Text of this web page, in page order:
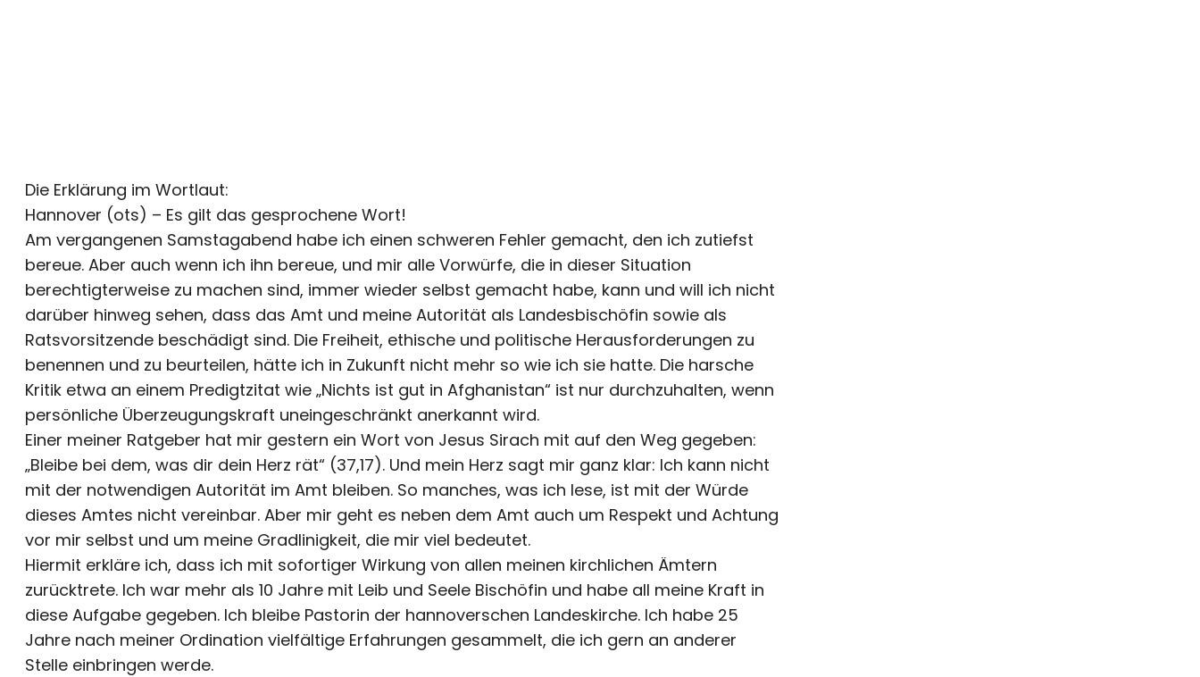
Die Erklärung im Wortlaut:
Hannover (ots) – Es gilt das gesprochene Wort!
Am vergangenen Samstagabend habe ich einen schweren Fehler gemacht, den ich zutiefst
bereue. Aber auch wenn ich ihn bereue, und mir alle Vorwürfe, die in dieser Situation
berechtigterweise zu machen sind, immer wieder selbst gemacht habe, kann und will ich nicht
darüber hinweg sehen, dass das Amt und meine Autorität als Landesbischöfin sowie als
Ratsvorsitzende beschädigt sind. Die Freiheit, ethische und politische Herausforderungen zu
benennen und zu beurteilen, hätte ich in Zukunft nicht mehr so wie ich sie hatte. Die harsche
Kritik etwa an einem Predigtzitat wie „Nichts ist gut in Afghanistan“ ist nur durchzuhalten, wenn
persönliche Überzeugungskraft uneingeschränkt anerkannt wird.
Einer meiner Ratgeber hat mir gestern ein Wort von Jesus Sirach mit auf den Weg gegeben:
„Bleibe bei dem, was dir dein Herz rät“ (37,17). Und mein Herz sagt mir ganz klar: Ich kann nicht
mit der notwendigen Autorität im Amt bleiben. So manches, was ich lese, ist mit der Würde
dieses Amtes nicht vereinbar. Aber mir geht es neben dem Amt auch um Respekt und Achtung
vor mir selbst und um meine Gradlinigkeit, die mir viel bedeutet.
Hiermit erkläre ich, dass ich mit sofortiger Wirkung von allen meinen kirchlichen Ämtern
zurücktrete. Ich war mehr als 10 Jahre mit Leib und Seele Bischöfin und habe all meine Kraft in
diese Aufgabe gegeben. Ich bleibe Pastorin der hannoverschen Landeskirche. Ich habe 25
Jahre nach meiner Ordination vielfältige Erfahrungen gesammelt, die ich gern an anderer
Stelle einbringen werde.